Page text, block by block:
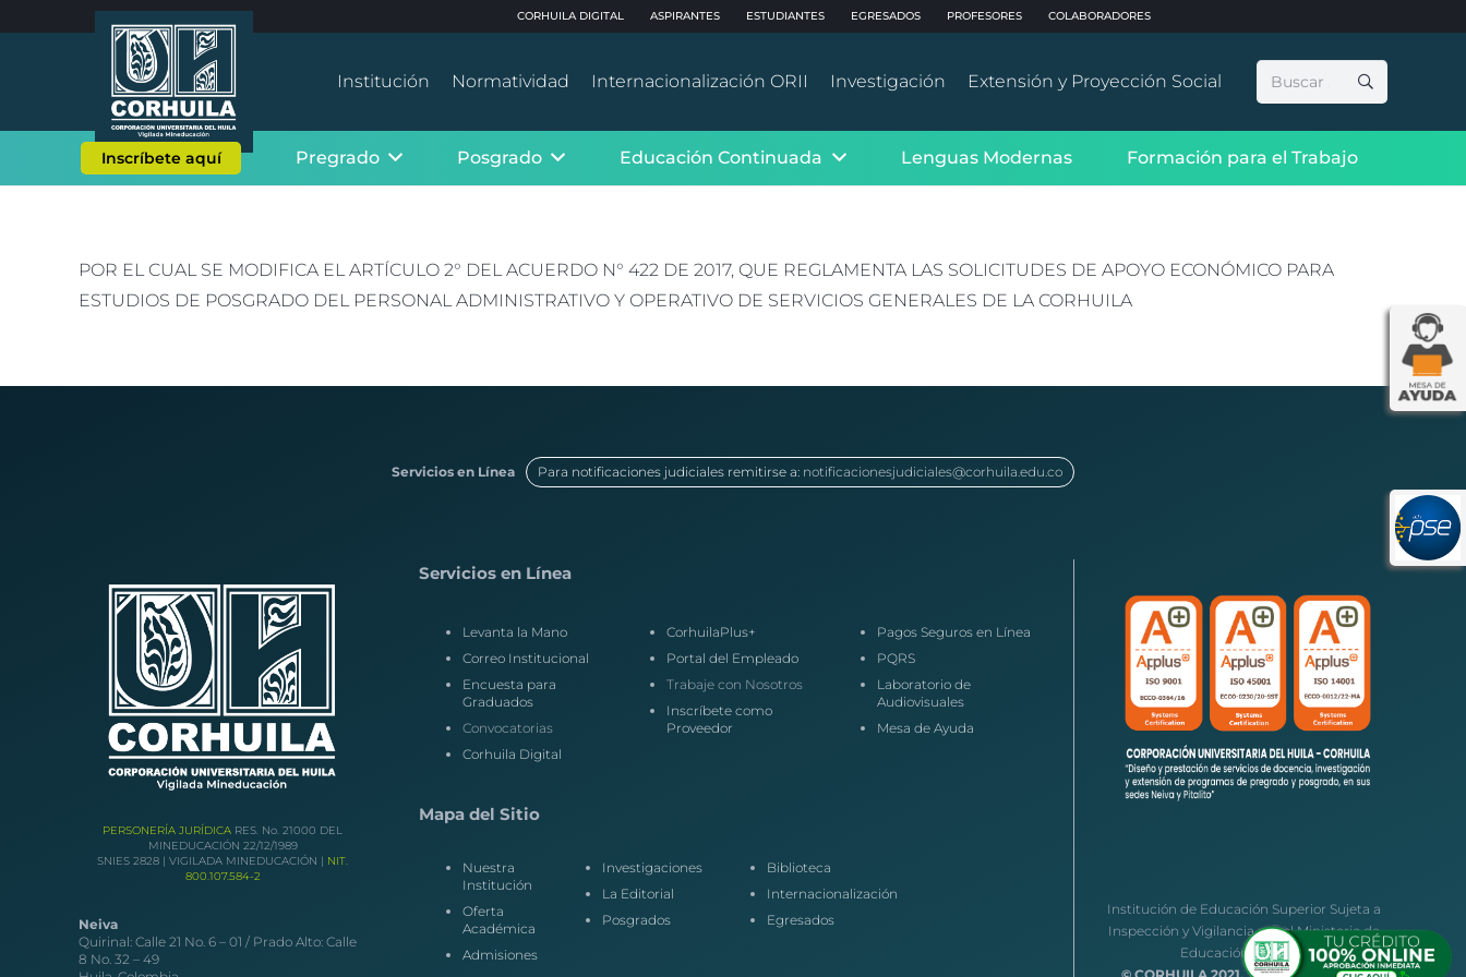
CORHUILA DIGITAL ASPIRANTES ESTUDIANTES EGRESADOS PROFESORES COLABORADORES
Institución Normatividad Internacionalización ORII Investigación Extensión y Proyección Social Buscar:
Inscríbete aquí Pregrado Posgrado Educación Continuada Lenguas Modernas Formación para el Trabajo
POR EL CUAL SE MODIFICA EL ARTÍCULO 2° DEL ACUERDO N° 422 DE 2017, QUE REGLAMENTA LAS SOLICITUDES DE APOYO ECONÓMICO PARA
ESTUDIOS DE POSGRADO DEL PERSONAL ADMINISTRATIVO Y OPERATIVO DE SERVICIOS GENERALES DE LA CORHUILA
Servicios en Línea Para notificaciones judiciales remitirse a: notificacionesjudiciales@corhuila.edu.co
PERSONERÍA JURÍDICA RES. No. 21000 DEL
MINEDUCACIÓN 22/12/1989
SNIES 2828 | VIGILADA MINEDUCACIÓN | NIT.
800.107.584-2
Neiva
Quirinal: Calle 21 No. 6 – 01 / Prado Alto: Calle
8 No. 32 – 49
Servicios en Línea
Levanta la Mano
Correo Institucional
Encuesta para
Graduados
Convocatorias
Corhuila Digital
CorhuilaPlus+
Portal del Empleado
Trabaje con Nosotros
Inscríbete como
Proveedor
Pagos Seguros en Línea
PQRS
Laboratorio de
Audiovisuales
Mesa de Ayuda
Mapa del Sitio
Nuestra
Institución
Oferta
Académica
Admisiones
Investigaciones
La Editorial
Posgrados
Biblioteca
Internacionalización
Egresados
Institución de Educación Superior Sujeta a
Inspección y Vigilancia por el Ministerio de
Educación Nacional